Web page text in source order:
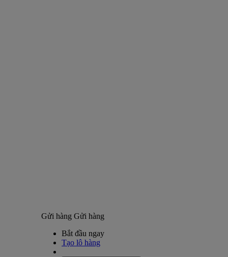
Gửi hàng Gửi hàng
Bắt đầu ngay
Tạo lô hàng